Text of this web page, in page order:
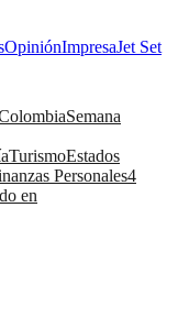
OpiniónImpresaJet Set
Semana
TurismoEstados
Personales4
en